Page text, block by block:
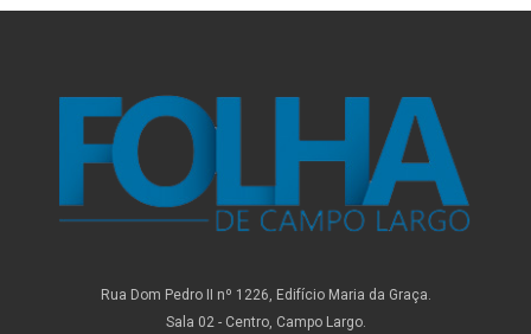
Rua Dom Pedro II nº 1226, Edifício Maria da Graça.
Sala 02 - Centro, Campo Largo.